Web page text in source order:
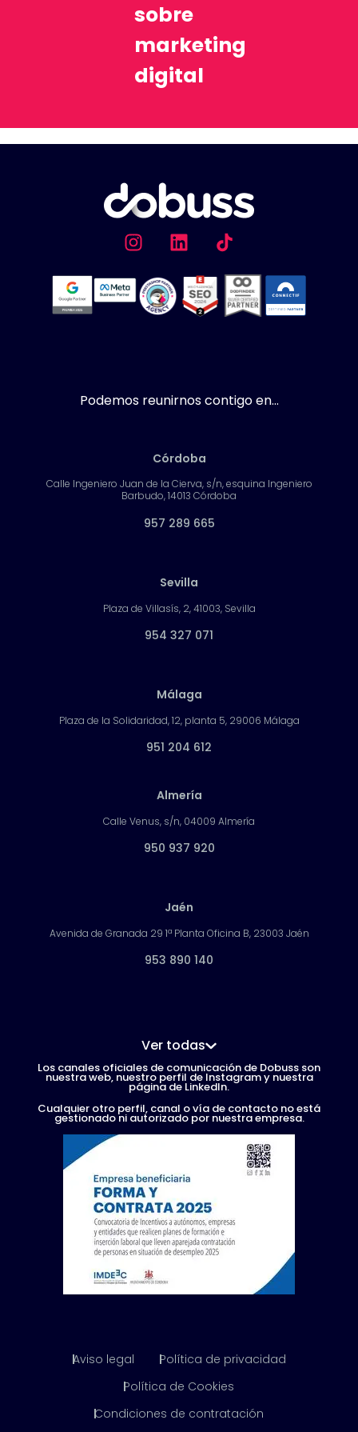
sobre
marketing
digital
Podemos reunirnos contigo en...
Córdoba
Calle Ingeniero Juan de la Cierva, s/n, esquina Ingeniero
Barbudo, 14013 Córdoba
957 289 665
Sevilla
Plaza de Villasís, 2, 41003, Sevilla
954 327 071
Málaga
Plaza de la Solidaridad, 12, planta 5, 29006 Málaga
951 204 612
Almería
Calle Venus, s/n, 04009 Almería
950 937 920
Jaén
Avenida de Granada 29 1ª Planta Oficina B, 23003 Jaén
953 890 140
Ver todas
Los canales oficiales de comunicación de Dobuss son
nuestra web, nuestro perfil de Instagram y nuestra
página de LinkedIn.
Cualquier otro perfil, canal o vía de contacto no está
gestionado ni autorizado por nuestra empresa.
Aviso legal
Política de privacidad
Política de Cookies
Condiciones de contratación